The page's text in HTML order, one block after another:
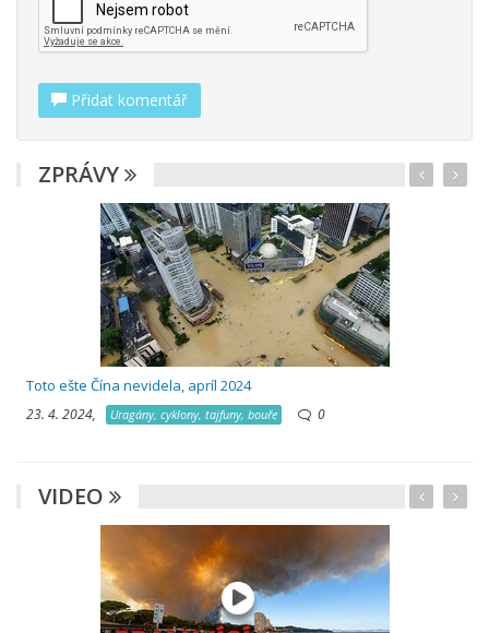
Přidat komentář
ZPRÁVY
Toto ešte Čína nevidela, apríl 2024
23. 4. 2024, Uragány, cyklony, tajfuny, bouře 0
VIDEO